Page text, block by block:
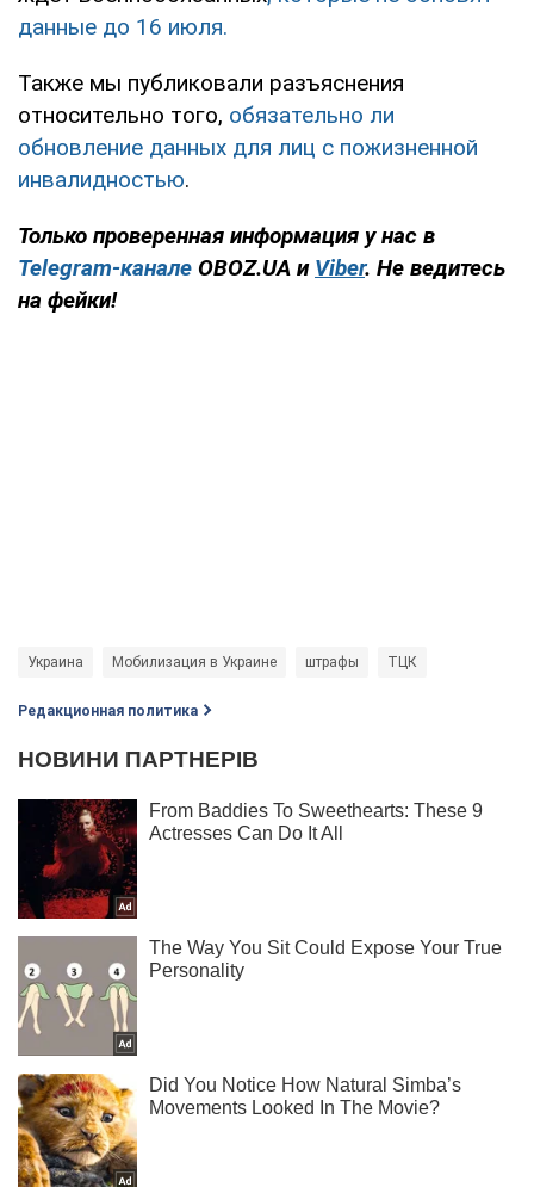
данные до 16 июля.
Также мы публиковали разъяснения
относительно того, обязательно ли
обновление данных для лиц с пожизненной
инвалидностью.
Только проверенная информация у нас в
Telegram-канале OBOZ.UA и Viber. Не ведитесь
на фейки!
Украина Мобилизация в Украине штрафы ТЦК
Редакционная политика